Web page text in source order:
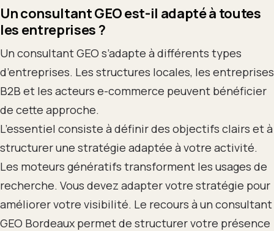
Un consultant GEO est-il adapté à toutes
les entreprises ?
Un consultant GEO s’adapte à différents types
d’entreprises. Les structures locales, les entreprises
B2B et les acteurs e-commerce peuvent bénéficier
de cette approche.
L’essentiel consiste à définir des objectifs clairs et à
structurer une stratégie adaptée à votre activité.
Les moteurs génératifs transforment les usages de
recherche. Vous devez adapter votre stratégie pour
améliorer votre visibilité. Le recours à un consultant
GEO Bordeaux permet de structurer votre présence